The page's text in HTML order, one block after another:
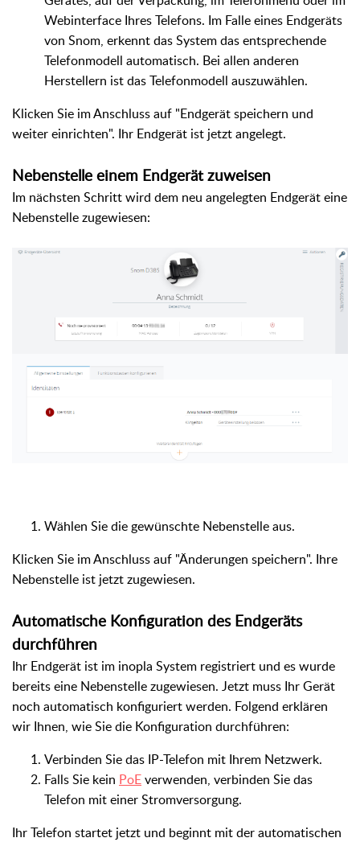
Webinterface Ihres Telefons. Im Falle eines Endgeräts
von Snom, erkennt das System das entsprechende
Telefonmodell automatisch. Bei allen anderen
Herstellern ist das Telefonmodell auszuwählen.
Klicken Sie im Anschluss auf "Endgerät speichern und
weiter einrichten". Ihr Endgerät ist jetzt angelegt.
Nebenstelle einem Endgerät zuweisen
Im nächsten Schritt wird dem neu angelegten Endgeräteine
Nebenstelle zugewiesen:
Wählen Sie die gewünschte Nebenstelle aus.
Klicken Sie im Anschluss auf "Änderungen speichern". Ihre
Nebenstelle ist jetzt zugewiesen.
Automatische Konfiguration des Endgeräts
durchführen
Ihr Endgerät ist im inopla System registriert und es wurde
bereits eine Nebenstelle zugewiesen. Jetzt muss Ihr Gerät
noch automatisch konfiguriert werden. Folgend erklären
wir Ihnen, wie Sie die Konfiguration durchführen:
Verbinden Sie das IP-Telefon mit Ihrem Netzwerk.
Falls Sie kein PoEverwenden, verbinden Sie das
Telefon mit einer Stromversorgung.
Ihr Telefon startet jetzt und beginnt mit der automatischen